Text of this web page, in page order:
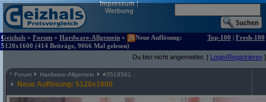
Impressum|
Werbung
Geizhals » Forum » Hardware-Allgemein »
Neue Auflösung:
5120x1600 (414 Beiträge, 9066 Mal gelesen)
Top-100 | Fresh-100
Du bist nicht angemeldet. [ Login/Registrieren ]
^ Forum Hardware-Allgemein #3519561
Neue Auflösung: 5120x1600